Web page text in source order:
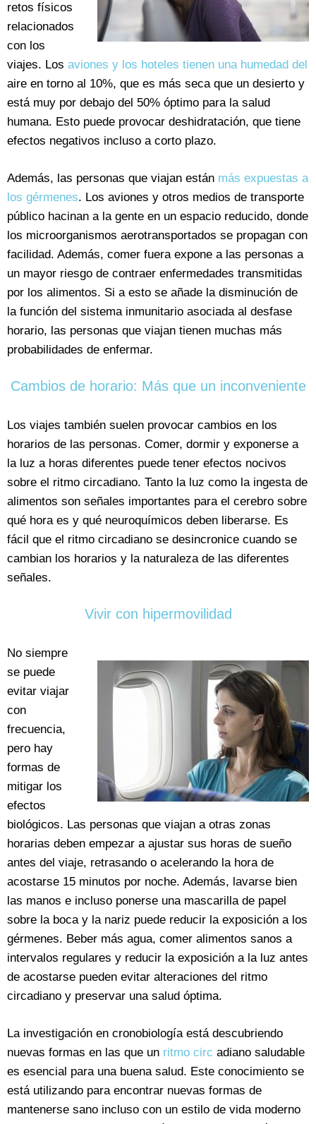
retos físicos
relacionados
con los
viajes. Los aviones y los hoteles tienen una humedad del
aire en torno al 10%, que es más seca que un desierto y
está muy por debajo del 50% óptimo para la salud
humana. Esto puede provocar deshidratación, que tiene
efectos negativos incluso a corto plazo.
Además, las personas que viajan están más expuestas a
los gérmenes. Los aviones y otros medios de transporte
público hacinan a la gente en un espacio reducido, donde
los microorganismos aerotransportados se propagan con
facilidad. Además, comer fuera expone a las personas a
un mayor riesgo de contraer enfermedades transmitidas
por los alimentos. Si a esto se añade la disminución de
la función del sistema inmunitario asociada al desfase
horario, las personas que viajan tienen muchas más
probabilidades de enfermar.
Cambios de horario: Más que un inconveniente
Los viajes también suelen provocar cambios en los
horarios de las personas. Comer, dormir y exponerse a
la luz a horas diferentes puede tener efectos nocivos
sobre el ritmo circadiano. Tanto la luz como la ingesta de
alimentos son señales importantes para el cerebro sobre
qué hora es y qué neuroquímicos deben liberarse. Es
fácil que el ritmo circadiano se desincronice cuando se
cambian los horarios y la naturaleza de las diferentes
señales.
Vivir con hipermovilidad
No siempre
se puede
evitar viajar
con
frecuencia,
pero hay
formas de
mitigar los
efectos
biológicos. Las personas que viajan a otras zonas
horarias deben empezar a ajustar sus horas de sueño
antes del viaje, retrasando o acelerando la hora de
acostarse 15 minutos por noche. Además, lavarse bien
las manos e incluso ponerse una mascarilla de papel
sobre la boca y la nariz puede reducir la exposición a los
gérmenes. Beber más agua, comer alimentos sanos a
intervalos regulares y reducir la exposición a la luz antes
de acostarse pueden evitar alteraciones del ritmo
circadiano y preservar una salud óptima.
La investigación en cronobiología está descubriendo
nuevas formas en las que un ritmo circ adiano saludable
es esencial para una buena salud. Este conocimiento se
está utilizando para encontrar nuevas formas de
mantenerse sano incluso con un estilo de vida moderno